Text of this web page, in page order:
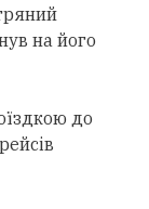
на його
до